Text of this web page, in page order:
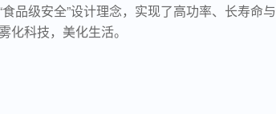
食品级安全”设计理念，实现了高功率、长寿命
化科技，美化生活。